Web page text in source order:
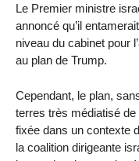
Le Premier ministre
annoncé qu’il
niveau du cabinet pour
au plan de Trump.
Cependant, le plan,
terres très médiatisé de
fixée dans un contexte
la coalition dirigeante